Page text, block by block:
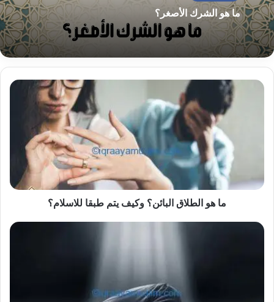
ما هو الشرك الأصغر؟
ما
ما هو الطلاق البائن؟ وكيف يتم طبقا للاسلام؟
ما